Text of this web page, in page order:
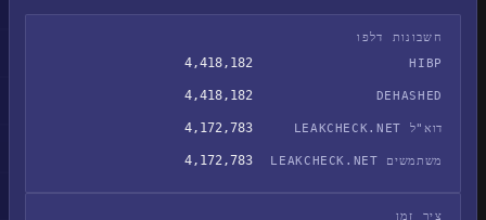
חשבונות דלפו
HIBP
4,418,182
DEHASHED
4,418,182
דוא"ל LEAKCHECK.NET 4,172,783
משתמשים LEAKCHECK.NET 4,172,783
ציר זמן